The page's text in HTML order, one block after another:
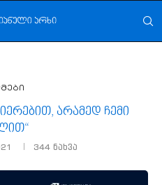
არამედ ჩემი
344 ნახვა